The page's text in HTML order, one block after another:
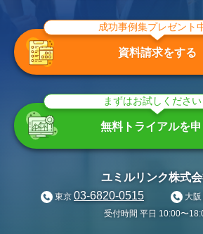
成功事例集プレゼント
資料請求をする
まずはお試しください
無料トライアルを
ユミルリンク株式
東京 03-6820-0515 大阪
受付時間 平日 10:00〜